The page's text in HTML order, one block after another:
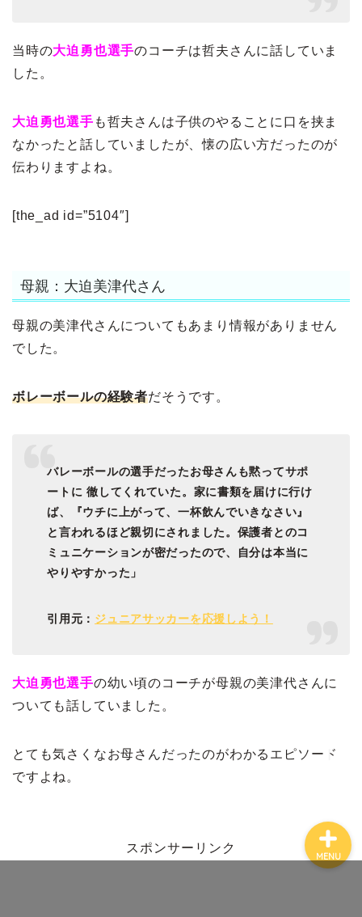
当時の大迫勇也選手のコーチは哲夫さんに話していま
した。
大迫勇也選手 も哲夫さんは子供のやることに口を挟ま
なかったと話していましたが、懐の広い方だったのが
伝わりますよね。
[the_ad id=”5104″]
母親：大迫美津代さん
母親の美津代さんについてもあまり情報がありません
でした。
ボレーボールの経験者だそうです。
バレーボールの選手だったお母さんも黙ってサポ
ートに 徹してくれていた。家に書類を届けに行け
ば、『ウチに上がって、一杯飲んでいきなさい』
と言われるほど親切にされました。保護者とのコ
ミュニケーションが密だったので、自分は本当に
やりやすかった」
引用元： ジュニアサッカーを応援しよう！
大迫勇也選手の幼い頃のコーチが母親の美津代さんに
ついても話していました。
とても気さくなお母さんだったのがわかるエピソード
ですよね。
スポンサーリンク
MENU
お問い合わせ